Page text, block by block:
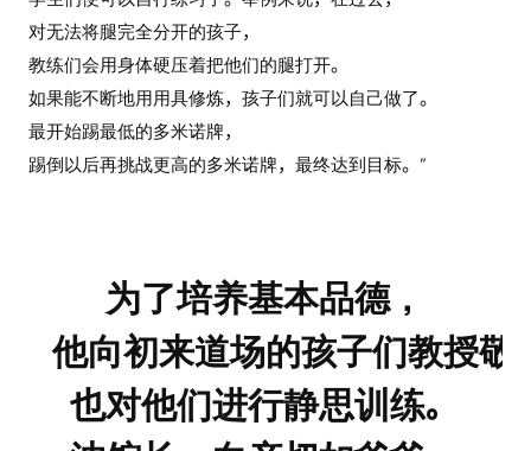
对无法将腿完全分开的孩子，
教练们会用身体硬压着把他们的腿打开。
如果能不断地用用具修炼，孩子们就可以自己做了。
最开始踢最低的多米诺牌，
踢倒以后再挑战更高的多米诺牌，最终达到目标。”
为了培养基本品德，
他向初来道场的孩子们教授敬
也对他们进行静思训练。